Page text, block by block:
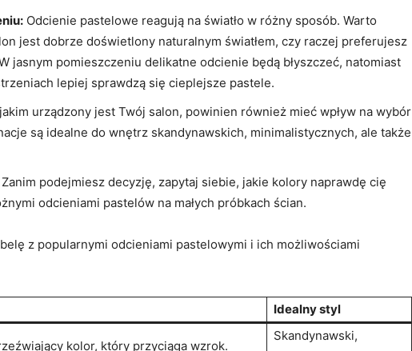
Odcienie pastelowe reagują na światło w różny sposób. Warto
jest dobrze doświetlony naturalnym światłem, czy raczej preferujesz
jasnym pomieszczeniu delikatne odcienie będą błyszczeć, natomiast
lepiej sprawdzą się cieplejsze pastele.
urządzony jest Twój salon, powinien również mieć wpływ na wybór
są idealne do wnętrz skandynawskich, minimalistycznych, ale także
Zanim podejmiesz decyzję, zapytaj siebie, jakie kolory naprawdę cię
odcieniami pastelów na małych próbkach ścian.
z popularnymi odcieniami pastelowymi i ich możliwościami
Idealny styl
kolor, który przyciąga wzrok.
Skandynawski,